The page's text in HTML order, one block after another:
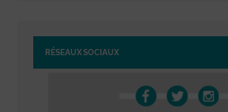
RÉSEAUX SOCIAUX